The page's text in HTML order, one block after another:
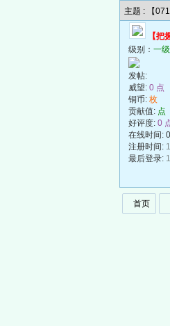
主题 : 【
【把
级别： 一
发帖:
威望: 0 点
铜币: 枚
贡献值: 点
好评度: 0
在线时间:
注册时间:
最后登录:
首页